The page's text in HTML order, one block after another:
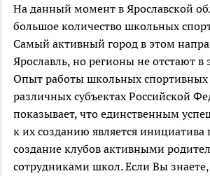
На данный момент в Ярославской
большое количество школьных
Самый активный город в этом
Ярославль, но регионы не отстают в
Опыт работы школьных спортивных
различных субъектах Российской
показывает, что единственным
к их созданию является инициатива
создание клубов активными
сотрудниками школ. Если Вы